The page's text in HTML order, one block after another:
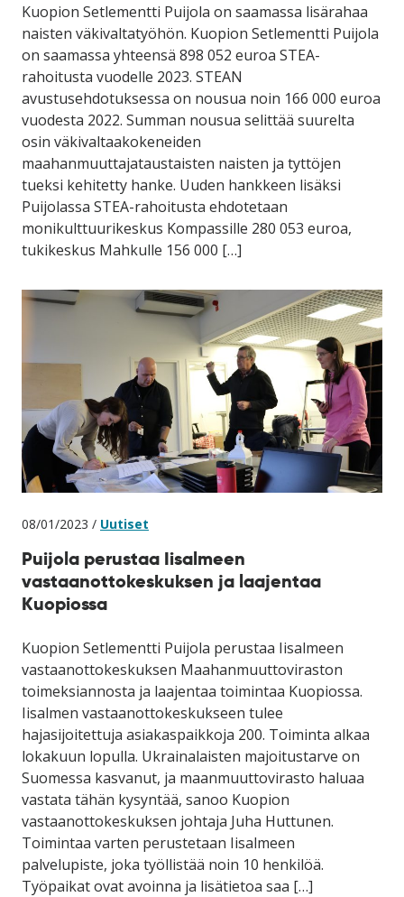
Kuopion Setlementti Puijola on saamassa lisärahaa
naisten väkivaltatyöhön. Kuopion Setlementti Puijola
on saamassa yhteensä 898 052 euroa STEA-
rahoitusta vuodelle 2023. STEAN
avustusehdotuksessa on nousua noin 166 000 euroa
vuodesta 2022. Summan nousua selittää suurelta
osin väkivaltaakokeneiden
maahanmuuttajataustaisten naisten ja tyttöjen
tueksi kehitetty hanke. Uuden hankkeen lisäksi
Puijolassa STEA-rahoitusta ehdotetaan
monikulttuurikeskus Kompassille 280 053 euroa,
tukikeskus Mahkulle 156 000 […]
08/01/2023 / Uutiset
Puijola perustaa Iisalmeen
vastaanottokeskuksen ja laajentaa
Kuopiossa
Kuopion Setlementti Puijola perustaa Iisalmeen
vastaanottokeskuksen Maahanmuuttoviraston
toimeksiannosta ja laajentaa toimintaa Kuopiossa.
Iisalmen vastaanottokeskukseen tulee
hajasijoitettuja asiakaspaikkoja 200. Toiminta alkaa
lokakuun lopulla. Ukrainalaisten majoitustarve on
Suomessa kasvanut, ja maanmuuttovirasto haluaa
vastata tähän kysyntää, sanoo Kuopion
vastaanottokeskuksen johtaja Juha Huttunen.
Toimintaa varten perustetaan Iisalmeen
palvelupiste, joka työllistää noin 10 henkilöä.
Työpaikat ovat avoinna ja lisätietoa saa […]